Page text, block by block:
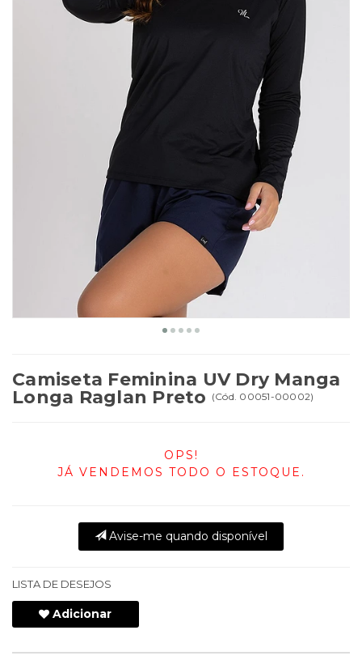
Camiseta Feminina UV Dry Manga
Longa Raglan Preto (Cód. 00051-00002)
OPS!
JÁ VENDEMOS TODO O ESTOQUE.
Avise-me quando disponível
LISTA DE DESEJOS
Adicionar